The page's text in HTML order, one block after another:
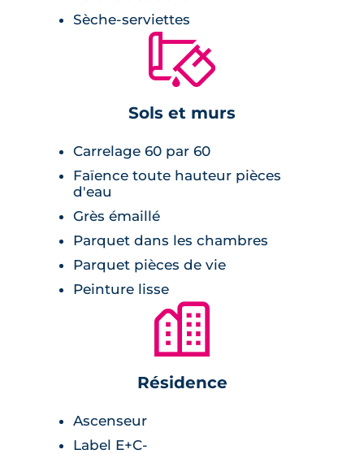
Sèche-serviettes
🔨
Sols et murs
Carrelage 60 par 60
Faïence toute hauteur pièces
d'eau
Grès émaillé
Parquet dans les chambres
Parquet pièces de vie
Peinture lisse
🏙
Résidence
Ascenseur
Label E+C-